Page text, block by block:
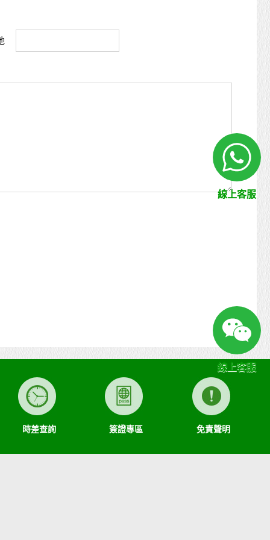
時差查詢 簽證專區 免責聲明
線上客服
線上客服